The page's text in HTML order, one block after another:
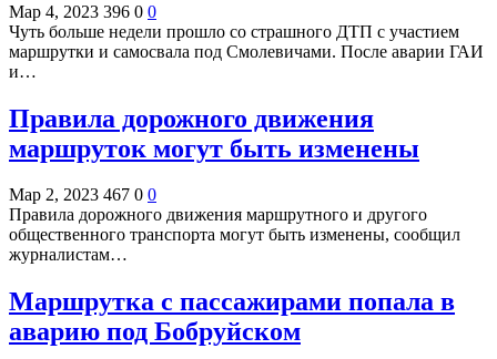
Мар 4, 2023 396 0 0
Чуть больше недели прошло со страшного ДТП с участием
маршрутки и самосвала под Смолевичами. После аварии ГАИ
и…
Правила дорожного движения
маршруток могут быть изменены
Мар 2, 2023 467 0 0
Правила дорожного движения маршрутного и другого
общественного транспорта могут быть изменены, сообщил
журналистам…
Маршрутка с пассажирами попала в
аварию под Бобруйском